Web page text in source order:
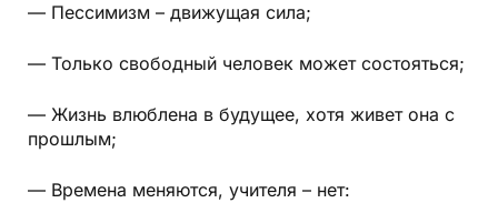
— Пессимизм – движущая сила;
— Только свободный человек может состояться;
— Жизнь влюблена в будущее, хотя живет она с
прошлым;
— Времена меняются, учителя – нет: